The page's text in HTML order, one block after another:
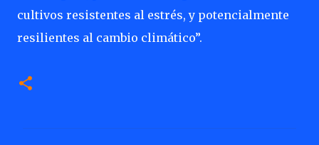
cultivos resistentes al estrés, y potencialmente
resilientes al cambio climático”.